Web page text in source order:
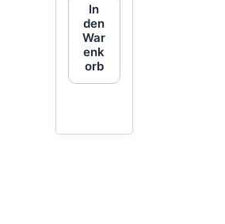
In
den
War
enk
orb